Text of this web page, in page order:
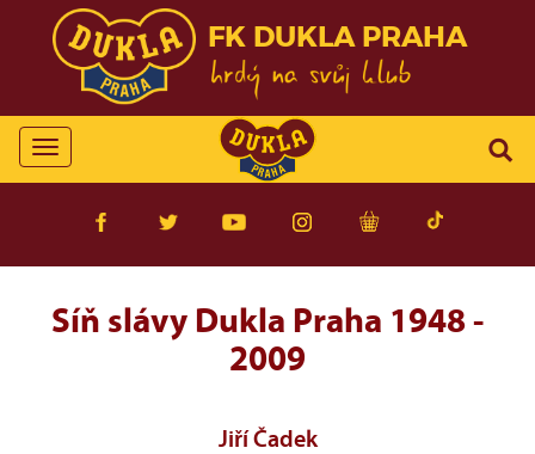
FK DUKLA PRAHA
Toggle
navigation
Síň slávy Dukla Praha 1948 -
2009
Jiří Čadek